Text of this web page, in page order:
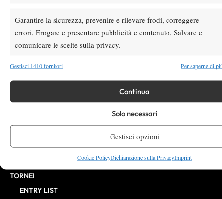
Garantire la sicurezza, prevenire e rilevare frodi, correggere
errori, Erogare e presentare pubblicità e contenuto, Salvare e
comunicare le scelte sulla privacy.
Gestisci 1410 fornitori Per saperne di
Continua
Solo necessari
Gestisci opzioni
Cookie PolicyDichiarazione sulla PrivacyImprint
HOME
ENTRY LIST
NEWS
ITF
INTERVISTE
TORNEI
ENTRY LIST